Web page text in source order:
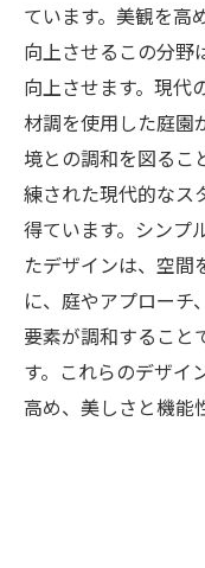
ています。美観を高
向上させるこの分野
向上させます。現代
材調を使用した庭園
境との調和を図るこ
練された現代的なス
得ています。シンプ
たデザインは、空間
に、庭やアプローチ
要素が調和すること
す。これらのデザイ
高め、美しさと機能